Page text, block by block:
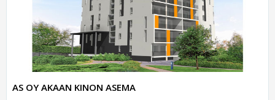
AS OY AKAAN KINON ASEMA